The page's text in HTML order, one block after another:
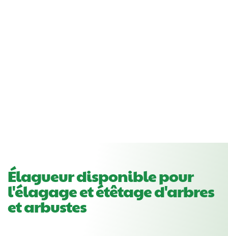
Élagueur disponible pour
l'élagage et étêtage d'arbres
et arbustes